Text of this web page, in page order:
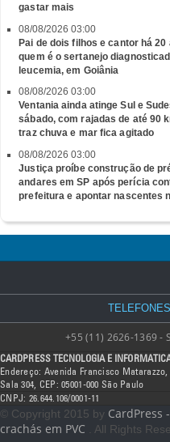
gastar mais
08/08/2026 03:00
Pai de dois filhos e cantor há 20
quem é o sertanejo
leucemia, em Goiânia
08/08/2026 03:00
Ventania ainda atinge Sul e
sábado, com rajadas de até 90
traz chuva e mar fica agitado
08/08/2026 03:00
Justiça proíbe construção de
andares em SP após perícia
prefeitura e apontar nascentes
+55 (11) 2626-1369 -
CARDPRESS TECNOLOGIA E
Endereço: Avenida Francisco Matarazzo,
Sala 304, CEP: 05001-000 São Paulo
CNPJ: 26.644.106/0001-11
© Copyright 2015 by CardPress
crachás em PVC . All Rights